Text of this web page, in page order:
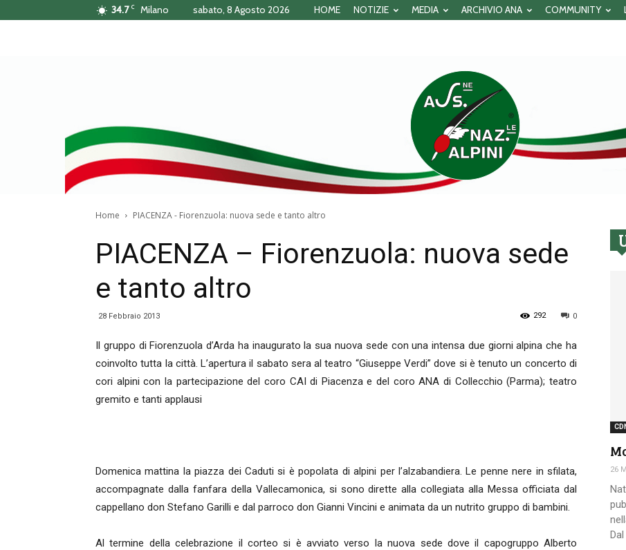
34.7 C Milano sabato, 8 Agosto 2026 HOME NOTIZIE MEDIA ARCHIVIO ANA COMMUNITY
Associazione
Nazionale
Alpini
Home PIACENZA - Fiorenzuola: nuova sede e tanto altro
PIACENZA – Fiorenzuola: nuova sede
e tanto altro
28 Febbraio 2013 0
292
Il gruppo di Fiorenzuola d’Arda ha inaugurato la sua nuova sede con una intensa due giorni alpina che ha
coinvolto tutta la città. L’apertura il sabato sera al teatro “Giuseppe Verdi” dove si è tenuto un concerto di
cori alpini con la partecipazione del coro CAI di Piacenza e del coro ANA di Collecchio (Parma); teatro
gremito e tanti applausi
Domenica mattina la piazza dei Caduti si è popolata di alpini per l’alzabandiera. Le penne nere in sfilata,
accompagnate dalla fanfara della Vallecamonica, si sono dirette alla collegiata alla Messa officiata dal
cappellano don Stefano Garilli e dal parroco don Gianni Vincini e animata da un nutrito gruppo di bambini.
Al termine della celebrazione il corteo si è avviato verso la nuova sede dove il capogruppo Alberto
26